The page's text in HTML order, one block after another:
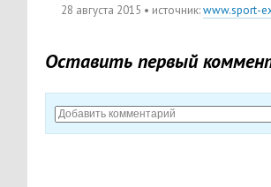
28 августа 2015 • источник:www.sport-
Оставить первый